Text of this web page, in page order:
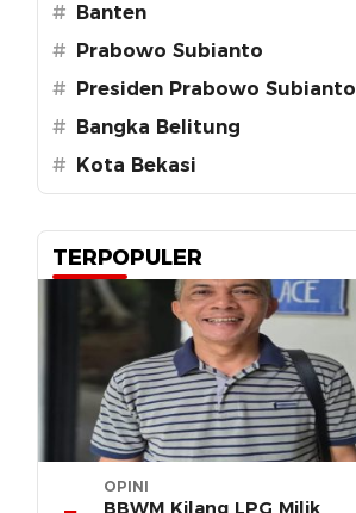
# Banten
# Prabowo Subianto
# Presiden Prabowo Subianto
# Bangka Belitung
# Kota Bekasi
TERPOPULER
OPINI
BBWM Kilang LPG Milik